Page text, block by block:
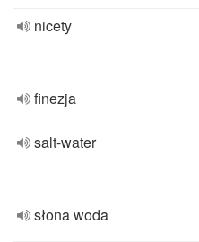
nicety
finezja
salt-water
słona woda